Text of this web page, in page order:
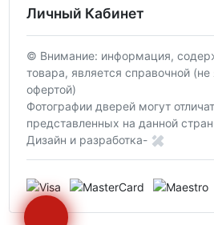
Личный Кабинет
© Внимание: информация,
товара, является справочной (не
офертой)
Фотографии дверей могут
представленных на данной
Дизайн и разработка-